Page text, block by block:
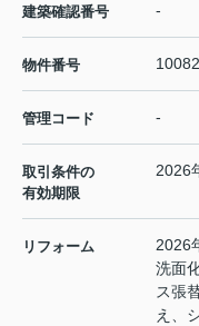
建築確認番号 -
物件番号
管理コード -
取引条件の
有効期限
2026
リフォーム
2026
洗面
ス張
え、